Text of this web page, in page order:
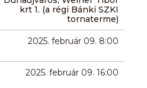
krt 1. (a régi Bánki SZKI
tornaterme)
2025. február 09. 8:00
2025. február 09. 16:00